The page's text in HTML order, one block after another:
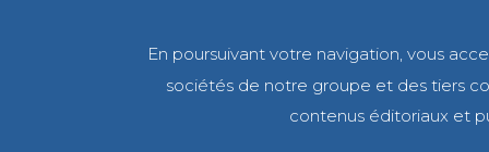
En poursuivant votre navigation, vous
sociétés de notre groupe et des tiers
contenus éditoriaux et